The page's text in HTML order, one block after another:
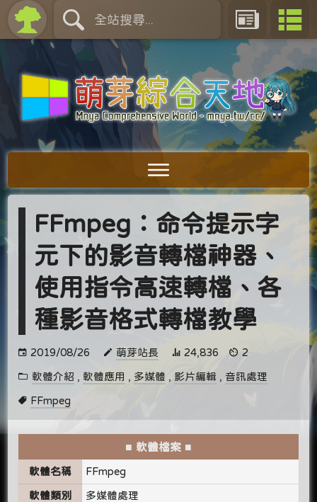
FFmpeg：命令提示字
元下的影音轉檔神器、
使用指令高速轉檔、各
種影音格式轉檔教學
2019/08/26 萌芽站長 24,836 2
軟體介紹 ,軟體應用 , 多媒體 , 影片編輯 , 音訊處理
FFmpeg
■ 軟體檔案 ■
軟體名稱 FFmpeg
軟體類別 多媒體處理